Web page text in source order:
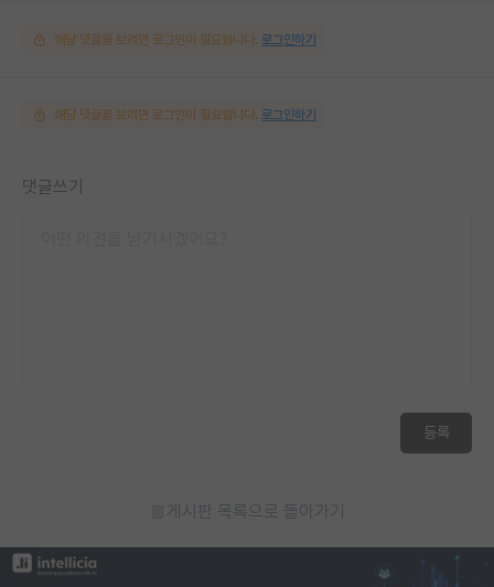
해당 댓글을 보려면 로그인이 필요합니다. 로그인하기
해당 댓글을 보려면 로그인이 필요합니다. 로그인하기
댓글쓰기
등록
게시판 목록으로 돌아가기